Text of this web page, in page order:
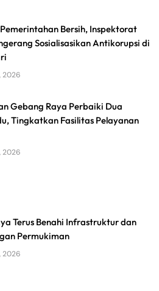
Bersih, Inspektorat
Sosialisasikan Antikorupsi di
2026
Gebang Raya Perbaiki Dua
Tingkatkan Fasilitas Pelayanan
2026
Terus Benahi Infrastruktur dan
Permukiman
2026